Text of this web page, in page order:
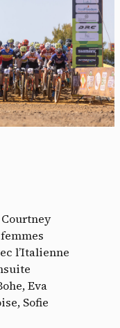
Courtney
l’Italienne
Eva
Sofie